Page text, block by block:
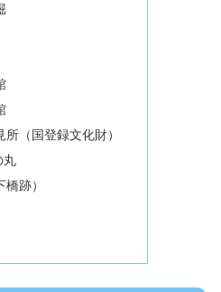
所（国登録文化財）
丸
跡）